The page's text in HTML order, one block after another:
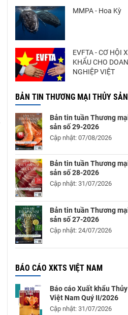
MMPA - Hoa Kỳ
EVFTA - CƠ HỘI
KHẨU CHO
NGHIỆP VIỆT
BẢN TIN THƯƠNG MẠI THỦY SẢN
Bản tin tuần Thương
sản số 29-2026
Cập nhật: 07/08/2026
Bản tin tuần Thương
sản số 28-2026
Cập nhật: 31/07/2026
Bản tin tuần Thương
sản số 27-2026
Cập nhật: 24/07/2026
BÁO CÁO XKTS VIỆT NAM
Báo cáo Xuất khẩu
Việt Nam Quý II/2026
Cập nhật: 31/07/2026